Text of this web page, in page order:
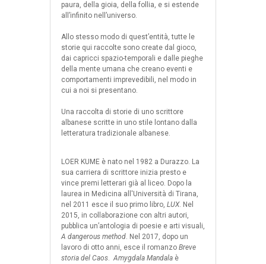
paura, della gioia, della follia, e si estende
all’infinito nell’universo.
Allo stesso modo di quest’entità, tutte le
storie qui raccolte sono create dal gioco,
dai capricci spazio-temporali e dalle pieghe
della mente umana che creano eventi e
comportamenti imprevedibili, nel modo in
cui a noi si presentano.
Una raccolta di storie di uno scrittore
albanese scritte in uno stile lontano dalla
letteratura tradizionale albanese.
LOER KUME è nato nel 1982 a Durazzo. La
sua carriera di scrittore inizia presto e
vince premi letterari già al liceo. Dopo la
laurea in Medicina all'Università di Tirana,
nel 2011 esce il suo primo libro, LUX. Nel
2015, in collaborazione con altri autori,
pubblica un’antologia di poesie e arti visuali,
A dangerous method. Nel 2017, dopo un
lavoro di otto anni, esce il romanzo Breve
storia del Caos. Amygdala Mandala è